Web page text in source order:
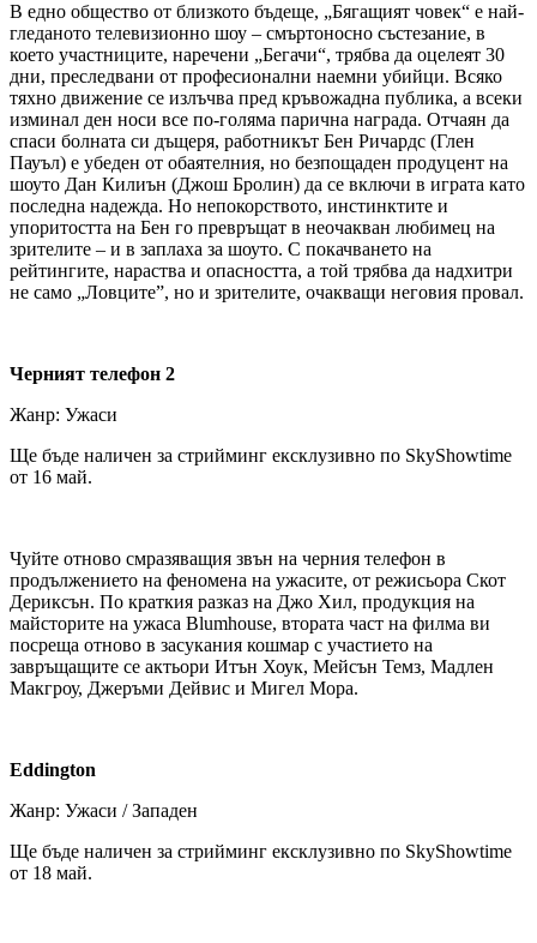
В едно общество от близкото бъдеще, „Бягащият човек“ е най-
гледаното телевизионно шоу – смъртоносно състезание, в
което участниците, наречени „Бегачи“, трябва да оцелеят 30
дни, преследвани от професионални наемни убийци. Всяко
тяхно движение се излъчва пред кръвожадна публика, а всеки
изминал ден носи все по-голяма парична награда. Отчаян да
спаси болната си дъщеря, работникът Бен Ричардс (Глен
Пауъл) е убеден от обаятелния, но безпощаден продуцент на
шоуто Дан Килиън (Джош Бролин) да се включи в играта като
последна надежда. Но непокорството, инстинктите и
упоритостта на Бен го превръщат в неочакван любимец на
зрителите – и в заплаха за шоуто. С покачването на
рейтингите, нараства и опасността, а той трябва да надхитри
не само „Ловците”, но и зрителите, очакващи неговия провал.
Черният телефон 2
Жанр: Ужаси
Ще бъде наличен за стрийминг ексклузивно по SkyShowtime
от 16 май.
Чуйте отново смразяващия звън на черния телефон в
продължението на феномена на ужасите, от режисьора Скот
Дериксън. По краткия разказ на Джо Хил, продукция на
майсторите на ужаса Blumhouse, втората част на филма ви
посреща отново в засукания кошмар с участието на
завръщащите се актьори Итън Хоук, Мейсън Темз, Мадлен
Макгроу, Джеръми Дейвис и Мигел Мора.
Eddington
Жанр: Ужаси / Западен
Ще бъде наличен за стрийминг ексклузивно по SkyShowtime
от 18 май.